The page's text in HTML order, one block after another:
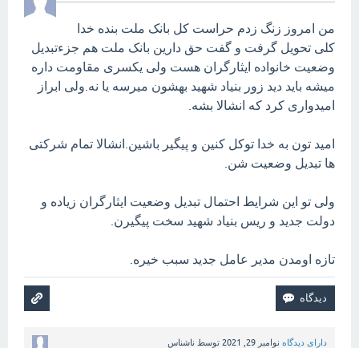
من امروز زنگ زدم حراست کل بانک ملت بنده خدا
کلی تحویل گرفت و گفت حق دارین بانک ملت هم جزءتبدیل
وضعیت خانواده ایثارگران هست ولی یکسری مقاومت داره
میشه باید دید زور بنیاد شهید بهشون میرسه یا نه.ولی ابراز
امیدواری کرد که انشالا بشه.
امید تون به خدا توکل کنین و پیگیر باشین.انشالا تمام شرکتی
ها تبدیل وضعیت شن.
ولی تو این شرایط احتمال تبدیل وضعیت ایثارگران زیاده و
دولت جدید و ریس بنیاد شهید سخت پیگیرن.
تازه اومدن مدیر عامل جدید سبب خیره.
دارای دیدگاه نوامبر 29, 2021 توسط ناشناس